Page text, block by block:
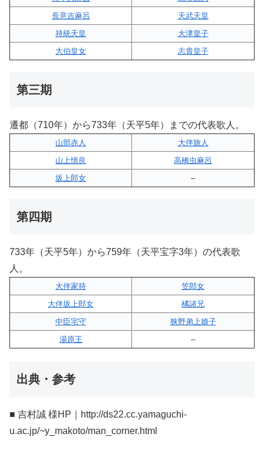
長意吉麻呂
天武天皇
持統天皇
大津皇子
大伯皇女
志貴皇子
第三期
遷都（710年）から733年（天平5年）までの代表歌人。
山部赤人
大伴旅人
山上憶良
高橋虫麻呂
坂上郎女
–
第四期
733年（天平5年）から759年（天平宝字3年）の代表歌
人。
大伴家持
笠郎女
大伴坂上郎女
橘諸兄
中臣宅守
狭野弟上娘子
湯原王
–
出典・参考
■ 吉村誠 様HP｜http://ds22.cc.yamaguchi-
u.ac.jp/~y_makoto/man_corner.html